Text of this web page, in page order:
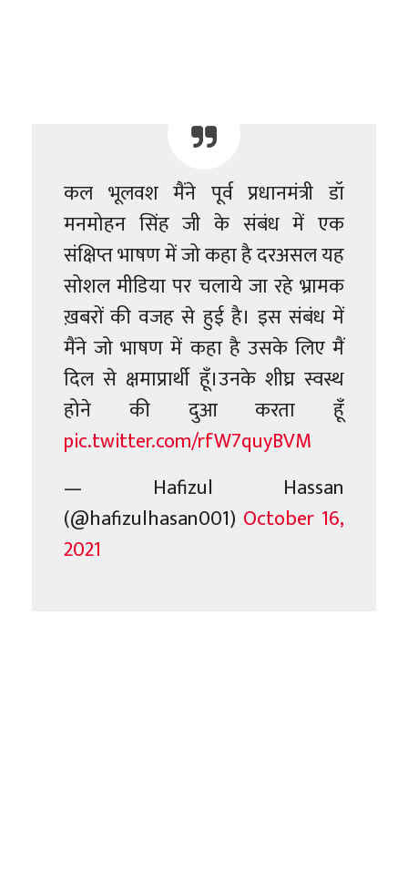
कल भूलवश मैंने पूर्व प्रधानमंत्री डॉ
मनमोहन सिंह जी के संबंध में एक
संक्षिप्त भाषण में जो कहा है दरअसल यह
सोशल मीडिया पर चलाये जा रहे भ्रामक
ख़बरों की वजह से हुई है। इस संबंध में
मैंने जो भाषण में कहा है उसके लिए मैं
दिल से क्षमाप्रार्थी हूँ।उनके शीघ्र स्वस्थ
होने की दुआ करता हूँ
pic.twitter.com/rfW7quyBVM
— Hafizul Hassan
(@hafizulhasan001) October 16,
2021